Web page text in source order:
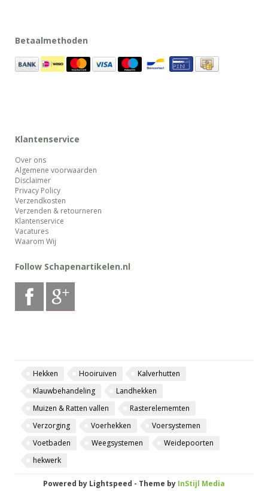
Betaalmethoden
Klantenservice
Over ons
Algemene voorwaarden
Disclaimer
Privacy Policy
Verzendkosten
Verzenden & retourneren
Klantenservice
Vacatures
Waarom Wij
Follow Schapenartikelen.nl
Hekken Hooiruiven
Kalverhutten
Klauwbehandeling
Landhekken
Muizen & Ratten vallen
Rasterelememten
Verzorging
Voerhekken
Voersystemen
Voetbaden
Weegsystemen
Weidepoorten
hekwerk
Powered by Lightspeed - Theme by InStijl Media